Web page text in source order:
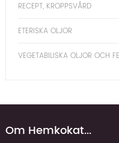
RECEPT, KROPPSVÅRD
ETERISKA OLJOR
VEGETABILISKA OLJOR OCH
Om Hemkokat...